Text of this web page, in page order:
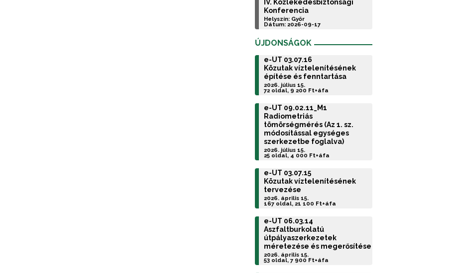
IV. Közlekedésbiztonsági
Konferencia
Helyszín: Győr
Dátum: 2026-09-17
ÚJDONSÁGOK
e-UT 03.07.16
Közutak víztelenítésének
építése és fenntartása
2026. július 15.
72 oldal, 9 200 Ft+áfa
e-UT 09.02.11_M1
Radiometriás
tömörségmérés (Az 1. sz.
módosítással egységes
szerkezetbe foglalva)
2026. július 15.
25 oldal, 4 000 Ft+áfa
e-UT 03.07.15
Közutak víztelenítésének
tervezése
2026. április 15.
167 oldal, 21 100 Ft+áfa
e-UT 06.03.14
Aszfaltburkolatú
útpályaszerkezetek
méretezése és megerősítése
2026. április 15.
53 oldal, 7 900 Ft+áfa